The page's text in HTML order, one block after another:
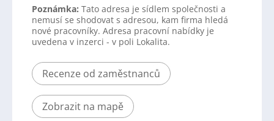
Poznámka: Tato adresa je sídlem společnosti a
nemusí se shodovat s adresou, kam firma hledá
nové pracovníky. Adresa pracovní nabídky je
uvedena v inzerci - v poli Lokalita.
Recenze od zaměstnanců
Zobrazit na mapě